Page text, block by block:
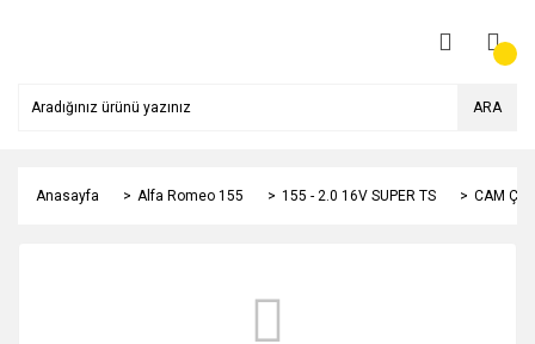
ARA
Anasayfa Alfa Romeo 155 155 - 2.0 16V SUPER TS CAM